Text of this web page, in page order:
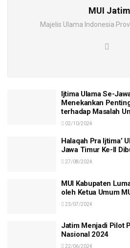
MUI Jatim
Majelis Ulama Indonesia
Ijtima Ulama Se-
Menekankan
terhadap Masalah
02/10/2024
Halaqah Pra Ijtima’
Jawa Timur Ke-II
27/08/2024
MUI Kabupaten
oleh Ketua Umum
23/07/2024
Jatim Menjadi Pilot
Nasional 2024
22/06/2024